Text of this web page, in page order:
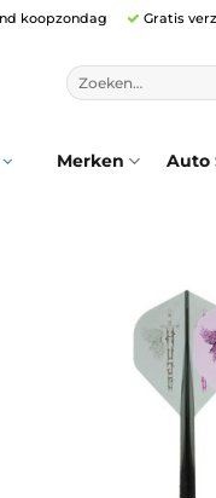
koopzondag Gratis
Zoeken
naar:
Merken Auto